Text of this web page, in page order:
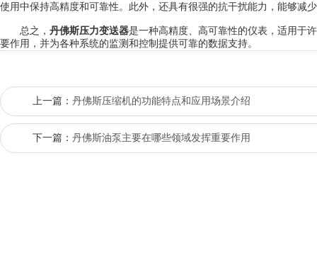
使用中保持高精度和可靠性。此外，还具有很强的抗干扰能力，能够减
总之， 丹佛斯压力变送器是一种高精度、高可靠性的仪表，适用于
要作用，并为各种系统的监测和控制提供可靠的数据支持。
上一篇： 丹佛斯压缩机的功能特点和应用场景介绍
下一篇： 丹佛斯油泵主要在哪些领域发挥重要作用